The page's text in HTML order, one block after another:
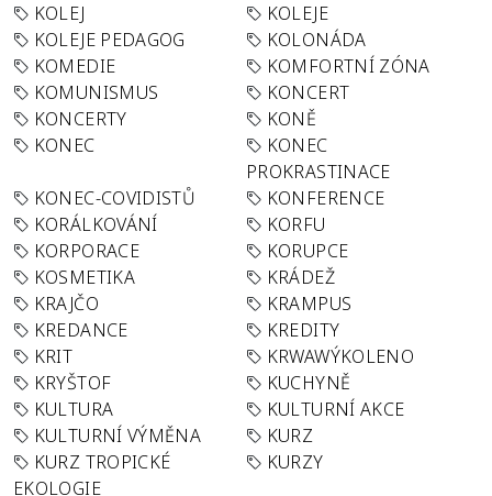
KOLEJ
KOLEJE
KOLEJE PEDAGOG
KOLONÁDA
KOMEDIE
KOMFORTNÍ ZÓNA
KOMUNISMUS
KONCERT
KONCERTY
KONĚ
KONEC
KONEC
PROKRASTINACE
KONEC-COVIDISTŮ
KONFERENCE
KORÁLKOVÁNÍ
KORFU
KORPORACE
KORUPCE
KOSMETIKA
KRÁDEŽ
KRAJČO
KRAMPUS
KREDANCE
KREDITY
KRIT
KRWAWÝKOLENO
KRYŠTOF
KUCHYNĚ
KULTURA
KULTURNÍ AKCE
KULTURNÍ VÝMĚNA
KURZ
KURZ TROPICKÉ
EKOLOGIE
KURZY